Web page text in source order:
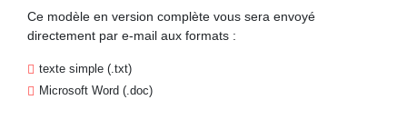
Ce modèle en version complète vous sera envoyé
directement par e-mail aux formats :
texte simple (.txt)
Microsoft Word (.doc)